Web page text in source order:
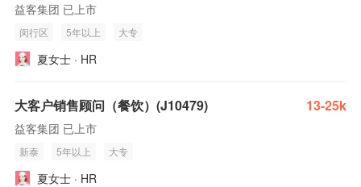
益客集团 已上市
闵行区 5年以上 大专
夏女士 · HR
大客户销售顾问（餐饮）(J10479) 13-25k
益客集团 已上市
新泰 5年以上 大专
夏女士 · HR